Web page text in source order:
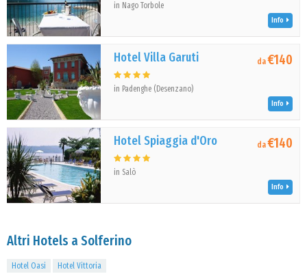
in Nago Torbole
Info
Hotel Villa Garuti
in Padenghe (Desenzano)
da€140
Info
Hotel Spiaggia d'Oro
in Salò
da€140
Info
Altri Hotels a Solferino
Hotel Oasi Hotel Vittoria